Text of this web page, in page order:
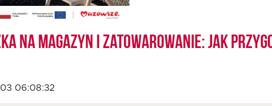
na magazyn i zatowarowanie: jak
06:08:32